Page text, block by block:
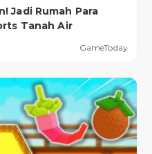
Jadi Rumah Para
Tanah Air
GameToday